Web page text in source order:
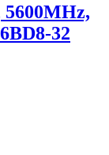
5600MHz,
32